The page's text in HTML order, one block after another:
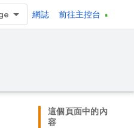
網誌 前往主控台
這個頁面中的內
容